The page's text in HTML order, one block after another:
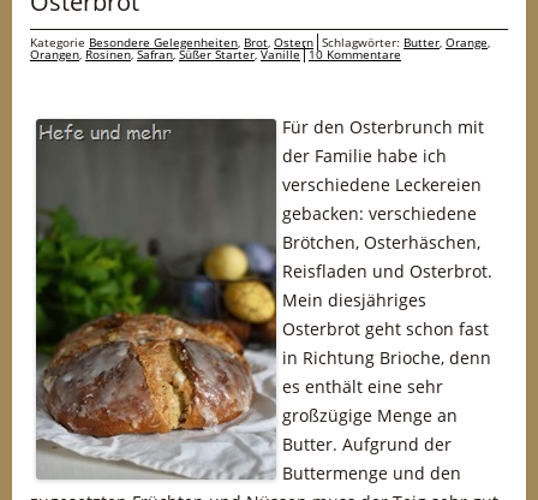
Kategorie Besondere Gelegenheiten, Brot, Ostern Schlagwörter: Butter, Orange,
Orangen, Rosinen,Safran,Süßer Starter,Vanille 10 Kommentare
Für den Osterbrunch mit
der Familie habe ich
verschiedene Leckereien
gebacken: verschiedene
Brötchen, Osterhäschen,
Reisfladen und Osterbrot.
Mein diesjähriges
Osterbrot geht schon fast
in Richtung Brioche, denn
es enthält eine sehr
großzügige Menge an
Butter. Aufgrund der
Buttermenge und den